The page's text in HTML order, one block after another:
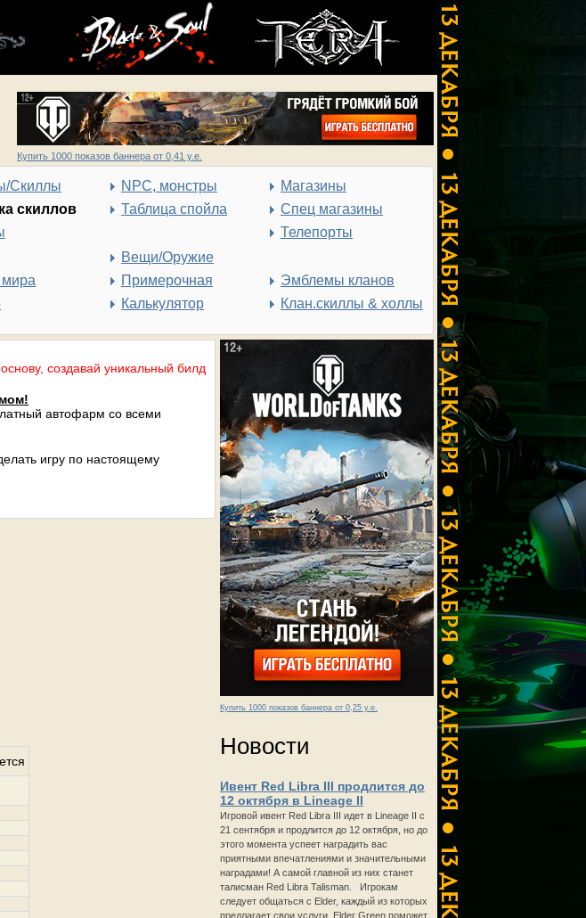
Купить 1000 показов баннера от 0,41 у.е.
Скиллы
скиллов
NPC, монстры
Таблица спойла
Вещи/Оружие
Примерочная
Калькулятор
Магазины
Спец магазины
Телепорты
Эмблемы кланов
Клан.скиллы & холлы
Купить 1000 показов баннера от 0,25 у.е.
Новости
Ивент Red Libra III продлится до
12 октября в Lineage II
Игровой ивент Red Libra III идет в Lineage II с
21 сентября и продлится до 12 октября, но до
этого момента успеет наградить вас
приятными впечатлениями и значительными
наградами! А самой главной из них станет
талисман Red Libra Talisman. Игрокам
следует общаться с Elder, каждый из которых
предлагает свои услуги. Elder Green поможет
создавай уникальный билд
автофарм со всеми
игру по настоящему